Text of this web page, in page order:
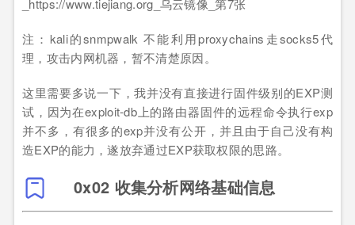
注：kali的snmpwalk 不能利用proxychains走socks5代
理，攻击内网机器，暂不清楚原因。
这里需要多说一下，我并没有直接进行固件级别的EXP测
试，因为在exploit-db上的路由器固件的远程命令执行exp
并不多，有很多的exp并没有公开，并且由于自己没有构
造EXP的能力，遂放弃通过EXP获取权限的思路。
0x02 收集分析网络基础信息